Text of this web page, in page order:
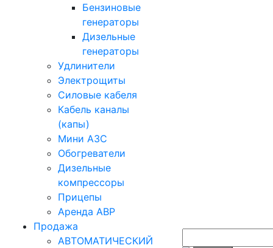
Бензиновые
генераторы
Дизельные
генераторы
Удлинители
Электрощиты
Силовые кабеля
Кабель каналы
(капы)
Мини АЗС
Обогреватели
Дизельные
компрессоры
Прицепы
Аренда АВР
Продажа
АВТОМАТИЧЕСКИЙ